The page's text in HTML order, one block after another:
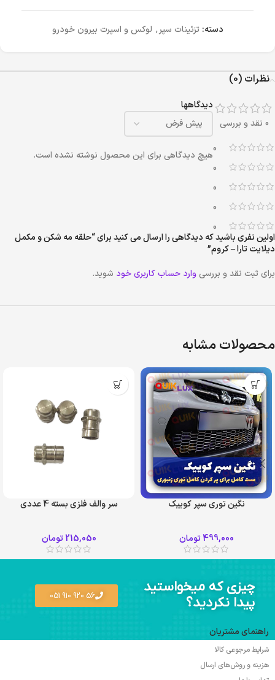
دسته: تزئینات سپر, لوکس و اسپرت بیرون خودرو
نظرات (0)
0 نقد و بررسی
0
0
0
0
0
دیدگاهها
هیچ دیدگاهی برای این محصول نوشته نشده است.
اولین نفری باشید که دیدگاهی را ارسال می کنید برای “حلقه مه شکن و مکمل
دیلایت تارا – کروم”
برای ثبت نقد و بررسی وارد حساب کاربری خود شوید.
محصولات مشابه
نگین توری سپر کوییک
499,000 تومان
سر والف فلزی بسته 4 عددی
215,050 تومان
چیزی که میخواستید
پیدا نکردید؟
56 920 910 051
راهنمای مشتریان
شرایط مرجوعی کالا
هزینه و روش‌های ارسال